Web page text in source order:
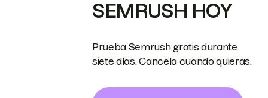
SEMRUSH HOY
Prueba Semrush gratis durante
siete días. Cancela cuando quieras.